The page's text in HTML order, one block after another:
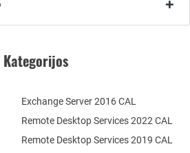
Kategorijos
Remote Desktop Services 2022 CAL
Remote Desktop Services 2019 CAL
Exchange Server 2016 CAL